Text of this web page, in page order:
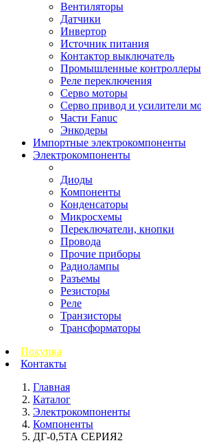
Вентиляторы
Датчики
Инвертор
Источник питания
Контактор выключатель
Промышленные контроллеры
Реле переключения
Серво моторы
Серво привод и усилители
Части Fanuc
Энкодеры
Импортные электрокомпоненты
Электрокомпоненты
Диоды
Компоненты
Конденсаторы
Микросхемы
Переключатели, кнопки
Провода
Прочие приборы
Радиолампы
Разъемы
Резисторы
Реле
Транзисторы
Трансформаторы
Покупка
Контакты
Главная
Каталог
Электрокомпоненты
Компоненты
ДГ-0,5ТА СЕРИЯ2